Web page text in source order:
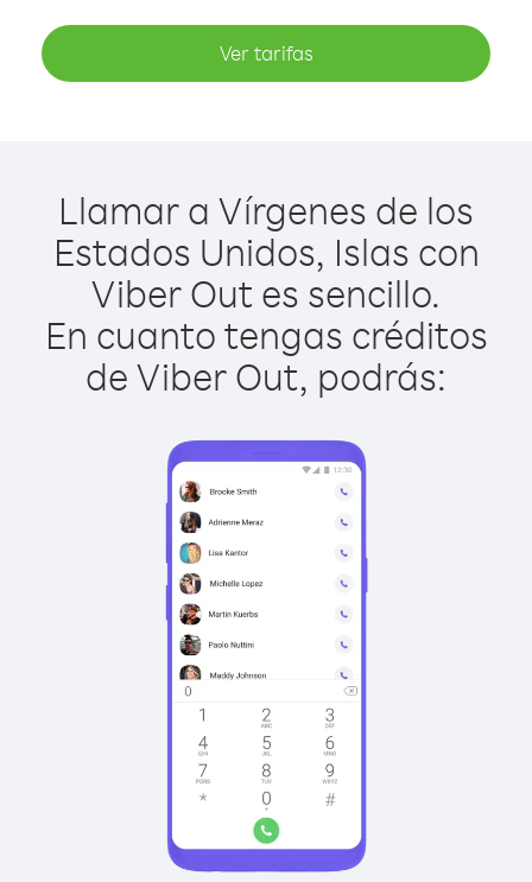
Ver tarifas
Llamar a Vírgenes de los
Estados Unidos, Islas con
Viber Out es sencillo.
En cuanto tengas créditos
de Viber Out, podrás: